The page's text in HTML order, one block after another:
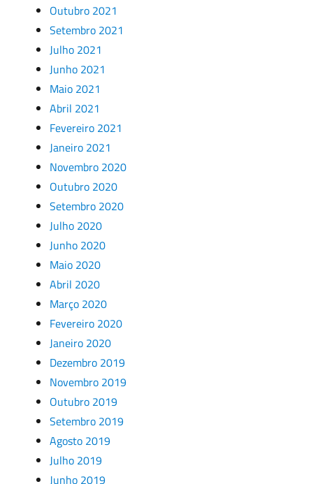
Outubro 2021
Setembro 2021
Julho 2021
Junho 2021
Maio 2021
Abril 2021
Fevereiro 2021
Janeiro 2021
Novembro 2020
Outubro 2020
Setembro 2020
Julho 2020
Junho 2020
Maio 2020
Abril 2020
Março 2020
Fevereiro 2020
Janeiro 2020
Dezembro 2019
Novembro 2019
Outubro 2019
Setembro 2019
Agosto 2019
Julho 2019
Junho 2019